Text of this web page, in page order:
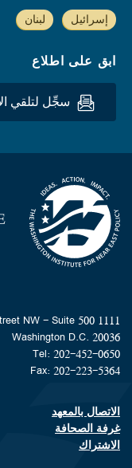
إسرائيل لبنان
ابق على اطلاع
سجِّل لتلقي
Homepage
1111 19th Street NW - Suite 500
Washington D.C. 20036
Tel: 202-452-0650
Fax: 202-223-5364
contact links
الاتصال بالمعهد
غرفة الصحافة
الاشتراك